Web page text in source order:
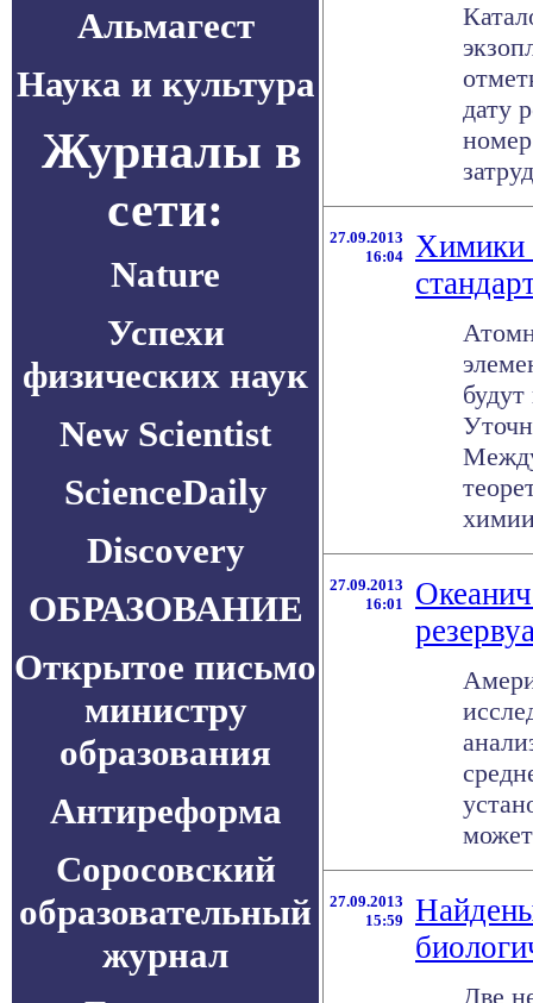
Альмагест
Наука и культура
Журналы в
сети:
Nature
Успехи
физических наук
New Scientist
ScienceDaily
Discovery
ОБРАЗОВАНИЕ
Открытое письмо
министру
образования
Антиреформа
Соросовский
образовательный
журнал
дату
номер
27.09.2013
16:04
Химики
27.09.2013
16:01
27.09.2013
15:59
Две